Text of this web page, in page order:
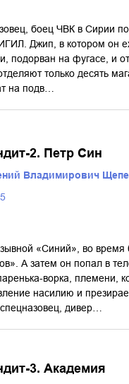
боец ЧВК в Сирии
Джип, в котором он
подорван на фугасе, и
только десять
на подв…
2. Петр Син
Владимирович
5
«Синий», во
А затем он попал в
ворка, племени,
насилию и
дивер…
3. Академия